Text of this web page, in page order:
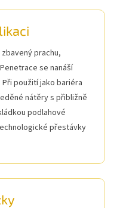
prachu,
se nanáší
použití jako bariéra
nátěry s přibližně
podlahové
přestávky